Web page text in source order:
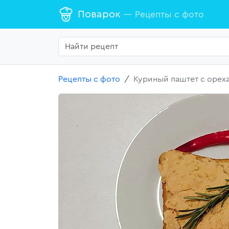
Поварок — Рецепты с фото
Рецепты с фото Куриный паштет с